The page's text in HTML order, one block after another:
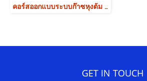
คอร์สออกแบบระบบก๊าซหุงต้ม (LPG)
GET IN TOUCH